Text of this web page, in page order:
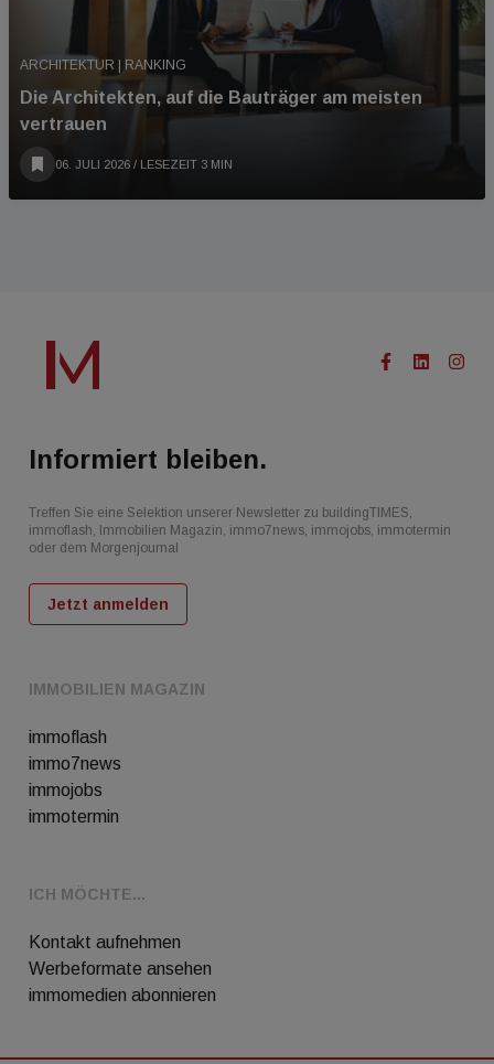
ARCHITEKTUR | RANKING
Die Architekten, auf die Bauträger am meisten
vertrauen
06. JULI 2026 / LESEZEIT 3 MIN
IMMOBILIEN MAGAZIN
immoflash
immo7news
immojobs
immotermin
ICH MÖCHTE...
Kontakt aufnehmen
Werbeformate ansehen
immomedien abonnieren
Informiert bleiben.
Treffen Sie eine Selektion unserer Newsletter zu buildingTIMES,
immoflash, Immobilien Magazin, immo7news, immojobs, immotermin
oder dem Morgenjournal
Jetzt anmelden